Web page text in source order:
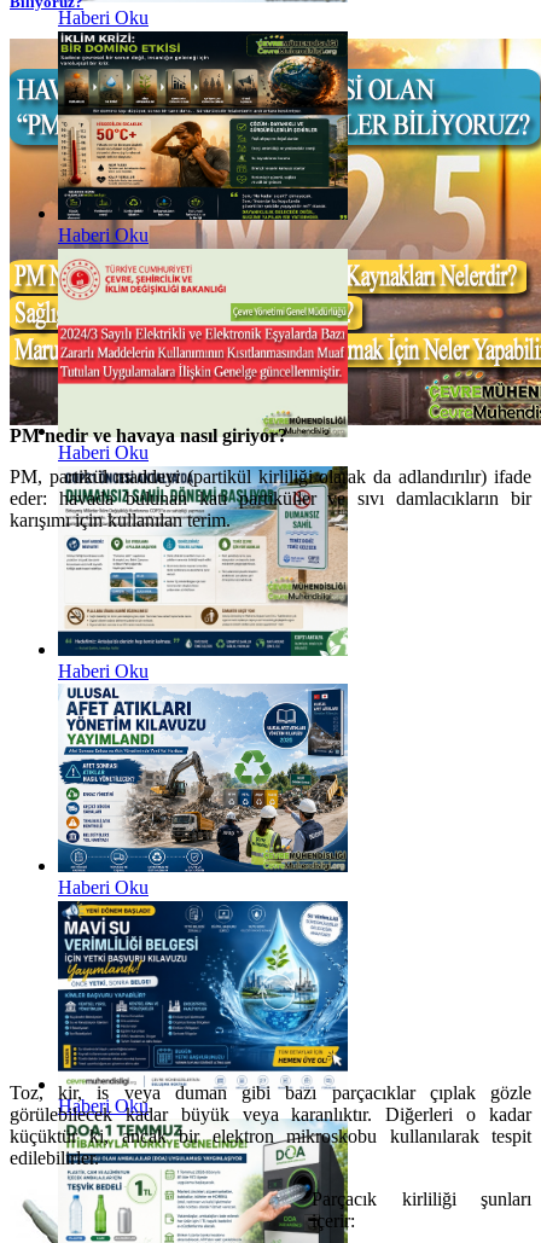
Haberi Oku
Haberi Oku
Haberi Oku
Haberi Oku
Haberi Oku
Haberi Oku
PM nedir ve havaya nasıl giriyor?
PM, partikül maddeyi (partikül kirliliği olarak da adlandırılır) ifade
eder: havada bulunan katı partiküller ve sıvı damlacıkların bir
karışımı için kullanılan terim.
Toz, kir, is veya duman gibi bazı parçacıklar çıplak gözle
görülebilecek kadar büyük veya karanlıktır. Diğerleri o kadar
küçüktür ki, ancak bir elektron mikroskobu kullanılarak tespit
edilebilirler.
Parçacık kirliliği şunları
içerir: